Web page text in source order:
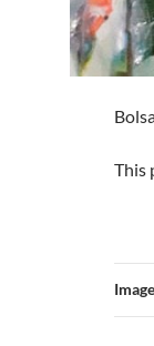
This